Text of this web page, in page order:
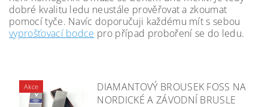
dobré kvalitu ledu neustále prověřovat a zkoumat
pomocí tyče. Navíc doporučuji každému mít s sebou
vyprošťovací bodce pro případ proboření se do ledu.
Akce
DIAMANTOVÝ BROUSEK FOSS NA
NORDICKÉ A ZÁVODNÍ BRUSLE